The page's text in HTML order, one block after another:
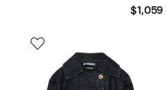
$1,059